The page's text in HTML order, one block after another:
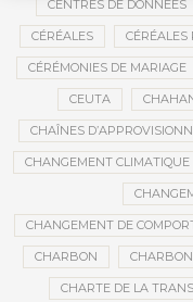
CENTRES DE DONNÉES
CÉRÉALES CÉRÉALES
CÉRÉMONIES DE MARIAGE
CEUTA
CHAÎNES
CHANGEMENT CLIMATIQUE
CHANGEMENT DE
CHARBON
CHARTE DE LA